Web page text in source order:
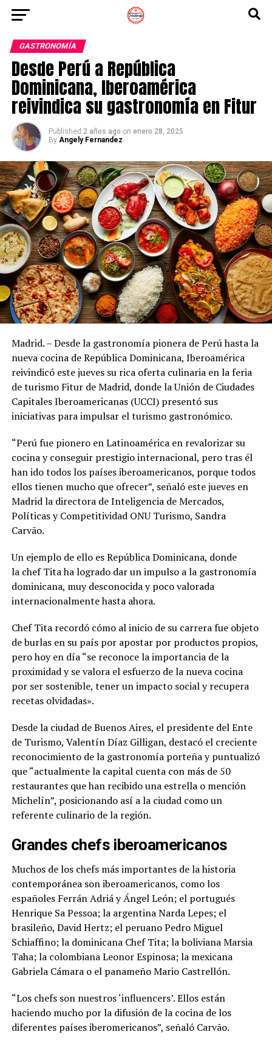
GASTRONOMÍA
Desde Perú a República
Dominicana, Iberoamérica
reivindica su gastronomía en Fitur
Published 2 años ago on enero 28, 2025
By Angely Fernandez
Madrid. – Desde la gastronomía pionera de Perú hasta la
nueva cocina de República Dominicana, Iberoamérica
reivindicó este jueves su rica oferta culinaria en la feria
de turismo Fitur de Madrid, donde la Unión de Ciudades
Capitales Iberoamericanas (UCCI) presentó sus
iniciativas para impulsar el turismo gastronómico.
“Perú fue pionero en Latinoamérica en revalorizar su
cocina y conseguir prestigio internacional, pero tras él
han ido todos los países iberoamericanos, porque todos
ellos tienen mucho que ofrecer”, señaló este jueves en
Madrid la directora de Inteligencia de Mercados,
Políticas y Competitividad ONU Turismo, Sandra
Carvão.
Un ejemplo de ello es República Dominicana, donde
la chef Tita ha logrado dar un impulso a la gastronomía
dominicana, muy desconocida y poco valorada
internacionalmente hasta ahora.
Chef Tita recordó cómo al inicio de su carrera fue objeto
de burlas en su país por apostar por productos propios,
pero hoy en día “se reconoce la importancia de la
proximidad y se valora el esfuerzo de la nueva cocina
por ser sostenible, tener un impacto social y recupera
recetas olvidadas».
Desde la ciudad de Buenos Aires, el presidente del Ente
de Turismo, Valentín Díaz Gilligan, destacó el creciente
reconocimiento de la gastronomía porteña y puntualizó
que “actualmente la capital cuenta con más de 50
restaurantes que han recibido una estrella o mención
Michelín”, posicionando así a la ciudad como un
referente culinario de la región.
Grandes chefs iberoamericanos
Muchos de los chefs más importantes de la historia
contemporánea son iberoamericanos, como los
españoles Ferrán Adriá y Ángel León; el portugués
Henrique Sa Pessoa; la argentina Narda Lepes; el
brasileño, David Hertz; el peruano Pedro Miguel
Schiaffino; la dominicana Chef Tita; la boliviana Marsia
Taha; la colombiana Leonor Espinosa; la mexicana
Gabriela Cámara o el panameño Mario Castrellón.
“Los chefs son nuestros ‘influencers’. Ellos están
haciendo mucho por la difusión de la cocina de los
diferentes países iberomericanos”, señaló Carvão.